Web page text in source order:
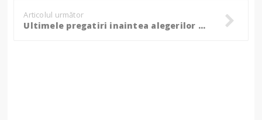
Articolul următor
Ultimele pregatiri inaintea alegerilor prezidentiale!